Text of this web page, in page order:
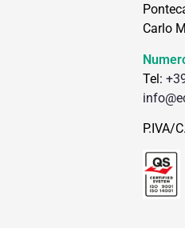
Carlo
Tel:
P.IVA/